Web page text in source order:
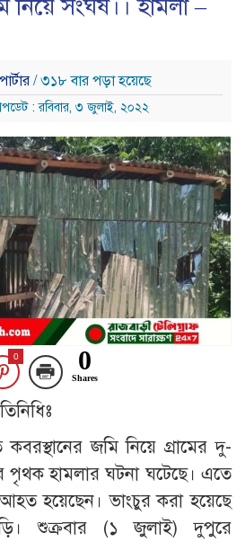
সংঘর্ষ।। হামলা –
/ ৩১৮ বার পড়া হয়েছে
: রবিবার, ৩ জুলাই, ২০২২
0 0
Shares
কবরস্থানের জমি নিয়ে গ্রামের দু-
পৃথক হামলার ঘটনা ঘটেছে। এতে
হয়েছেন। ভাংচুর করা হয়েছে
শুক্রবার (১ জুলাই) দুপুরে